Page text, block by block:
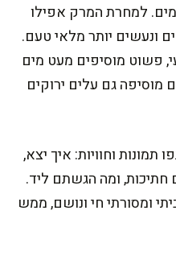
בקופסה סגורה עד 4 ימים. למחרת המרק אפילו
ונעשים יותר מלאי טעם.
פשוט מוסיפים מעט מים
מוסיפה גם עלים ירוקים
וחוויות: איך יצא,
ומה הגשתם ליד.
ומסורתי חי ונושם, ממש